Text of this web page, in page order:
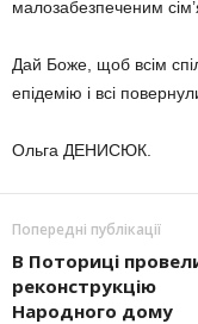
малозабезпеченим
Дай Боже, щоб всім
епідемію і всі
Ольга ДЕНИСЮК.
Попередні публікації
В Поториці
реконструкцію
Народного дому